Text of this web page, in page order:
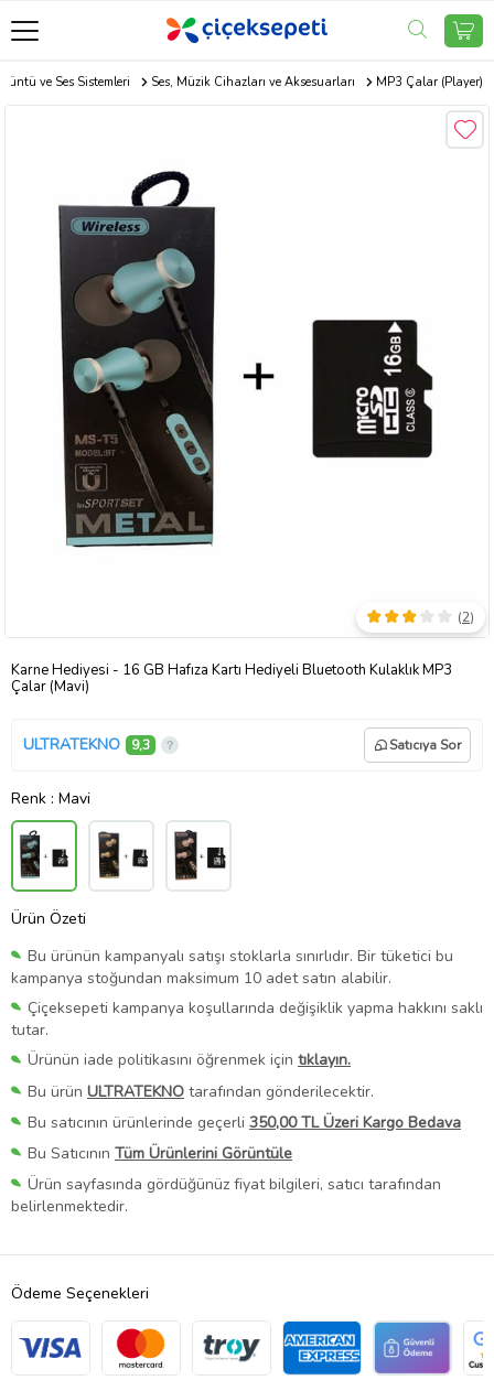
ve Ses Sistemleri Ses, Müzik Cihazları ve Aksesuarları MP3 Çalar (Player)
Karne Hediyesi - 16 GB Hafıza Kartı Hediyeli Bluetooth Kulaklık MP3
Çalar (Mavi)
(2)
ULTRATEKNO 9,3 Satıcıya Sor
Renk : Mavi
Ürün Özeti
Bu ürünün kampanyalı satışı stoklarla sınırlıdır. Bir tüketici bu
kampanya stoğundan maksimum 10 adet satın alabilir.
Çiçeksepeti kampanya koşullarında değişiklik yapma hakkını saklı
tutar.
Ürünün iade politikasını öğrenmek için tıklayın.
Bu ürün ULTRATEKNO tarafından gönderilecektir.
Bu satıcının ürünlerinde geçerli 350,00 TL Üzeri Kargo Bedava
Bu Satıcının Tüm Ürünlerini Görüntüle
Ürün sayfasında gördüğünüz fiyat bilgileri, satıcı tarafından
belirlenmektedir.
Ödeme Seçenekleri